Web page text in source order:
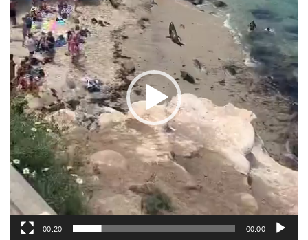
00:00
00:20